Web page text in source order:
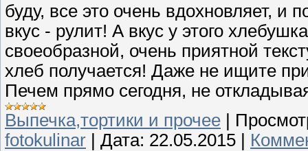
буду, все это очень вдохновляет, и
вкус - рулит! А вкус у этого
своеобразной, очень приятной
хлеб получается! Даже не ищите
Печем прямо сегодня, не
Выпечка,тортики и прочее
fotokulinar
Дата: 22.05.2015